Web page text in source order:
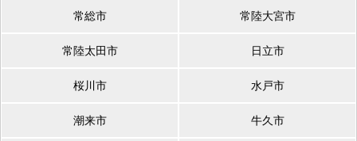
常総市 常陸大宮市
常陸太田市 日立市
桜川市 水戸市
潮来市 牛久市